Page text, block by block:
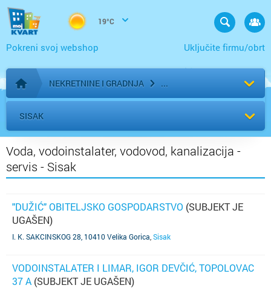
19°C
Uključite firmu/obrt
Pokreni svoj webshop
Početna stranica
NEKRETNINE I GRADNJA
SISAK
Voda, vodoinstalater, vodovod, kanalizacija -
servis - Sisak
"DUŽIĆ" OBITELJSKO GOSPODARSTVO (SUBJEKT JE
UGAŠEN)
I. K. SAKCINSKOG 28, 10410 Velika Gorica Sisak
VODOINSTALATER I LIMAR, IGOR DEVČIĆ, TOPOLOVAC
37 A (SUBJEKT JE UGAŠEN)